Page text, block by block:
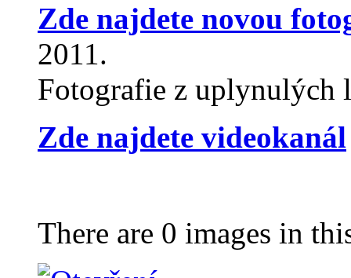
Zde najdete novou
2011.
Fotografie z uplynulých
Zde najdete videokanál
There are 0 images in